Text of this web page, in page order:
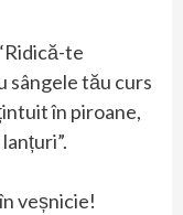
te
sângele tău curs
în piroane,
veșnicie!